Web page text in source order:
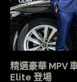
精選豪華 MPV
Elite 登場